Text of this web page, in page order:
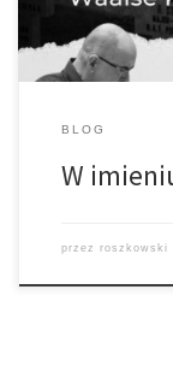
BLOG
W
przez roszkowski